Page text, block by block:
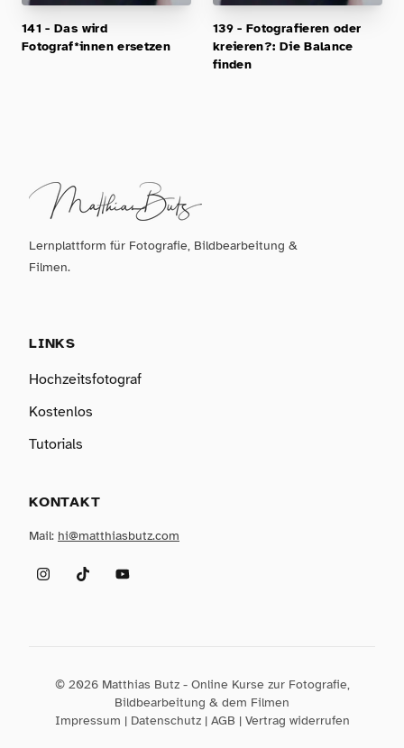
141 - Das wird
Fotograf*innen ersetzen
139 - Fotografieren oder
kreieren?: Die Balance
finden
Lernplattform für Fotografie, Bildbearbeitung &
Filmen.
LINKS
Hochzeitsfotograf
Kostenlos
Tutorials
KONTAKT
Mail: hi@matthiasbutz.com
InstagramTikTokYouTube
© 2026 Matthias Butz - Online Kurse zur Fotografie,
Bildbearbeitung & dem Filmen
Impressum | Datenschutz| AGB | Vertrag widerrufen